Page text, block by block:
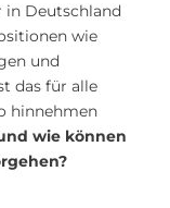
in Deutschland
wie
und
das für alle
hinnehmen
wie können